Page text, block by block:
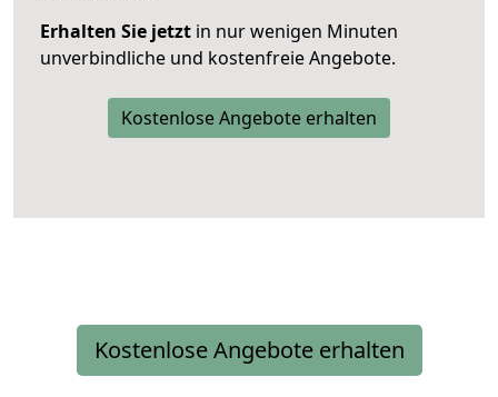
Erhalten Sie jetzt in nur wenigen Minuten
unverbindliche und kostenfreie Angebote.
Kostenlose Angebote erhalten
Kostenlose Angebote erhalten